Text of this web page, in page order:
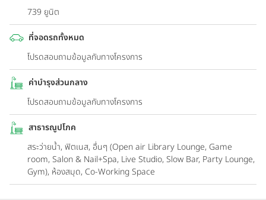
739 ยูนิต
ที่จอดรถทั้งหมด
โปรดสอบถามข้อมูลกับทางโครงการ
ค่าบำรุงส่วนกลาง
โปรดสอบถามข้อมูลกับทางโครงการ
สาธารณูปโภค
สระว่ายน้ำ, ฟิตเนส, อื่นๆ (Open air Library Lounge, Game
room, Salon & Nail+Spa, Live Studio, Slow Bar, Party Lounge,
Gym), ห้องสมุด, Co-Working Space